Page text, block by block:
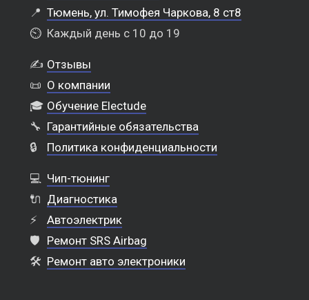
📍 Тюмень, ул. Тимофея Чаркова, 8 ст8
⏲️ Каждый день с 10 до 19
✍️ Отзывы
📜 О компании
🎓 Обучение Electude
🔧 Гарантийные обязательства
🔒
Политика конфиденциальности
💻 Чип-тюнинг
🔌 Диагностика
⚡
Автоэлектрик
🛡️ Ремонт SRS Airbag
🛠️ Ремонт авто электроники